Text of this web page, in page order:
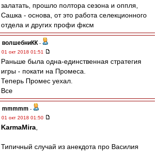
залатать, прошло полтора сезона и оппля,
Сашка - основа, от это работа селекционного
отдела и других профи фксм
волшебниКК -
01 окт 2018 01:51
Раньше была одна-единственная стратегия
игры - покати на Промеса.
Теперь Промес уехал.
Все
mmmmm -
01 окт 2018 01:50
KarmaMira
Типичный случай из анекдота про Василия